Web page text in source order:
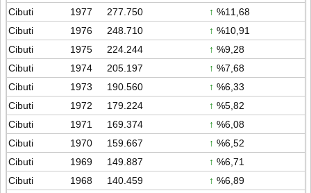
Cibuti
1977 277.750 ↑ %11,68
Cibuti
1976 248.710 ↑ %10,91
Cibuti
1975 224.244 ↑ %9,28
Cibuti
1974 205.197 ↑ %7,68
Cibuti
1973 190.560 ↑ %6,33
Cibuti
1972 179.224 ↑ %5,82
Cibuti
1971 169.374 ↑ %6,08
Cibuti
1970 159.667 ↑ %6,52
Cibuti
1969 149.887 ↑ %6,71
Cibuti
1968 140.459 ↑ %6,89